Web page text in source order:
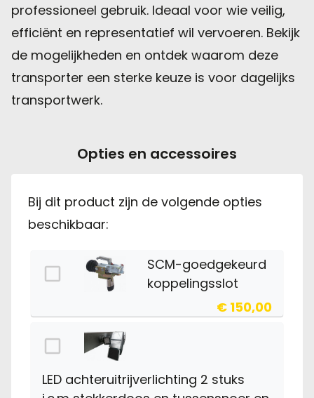
professioneel gebruik. Ideaal voor wie veilig,
efficiënt en representatief wil vervoeren. Bekijk
de mogelijkheden en ontdek waarom deze
transporter een sterke keuze is voor dagelijks
transportwerk.
Opties en accessoires
Bij dit product zijn de volgende opties
beschikbaar:
SCM-goedgekeurd
koppelingsslot
€ 150,00
LED achteruitrijverlichting 2 stuks